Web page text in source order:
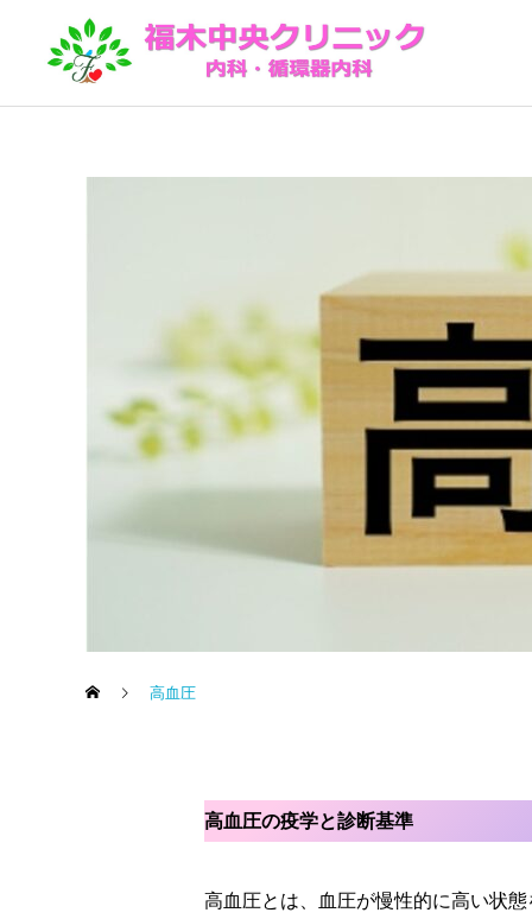
院内機器紹介
予防接種
高血圧
高血圧の疫学と診断基準
高血圧とは、血圧が慢性的に高い状